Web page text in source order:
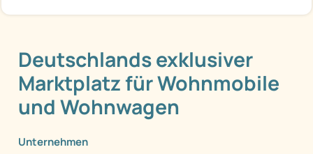
Deutschlands exklusiver
Marktplatz für Wohnmobile
und Wohnwagen
Unternehmen